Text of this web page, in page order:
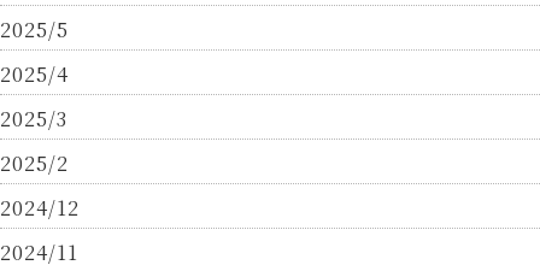
2025/5
2025/4
2025/3
2025/2
2024/12
2024/11